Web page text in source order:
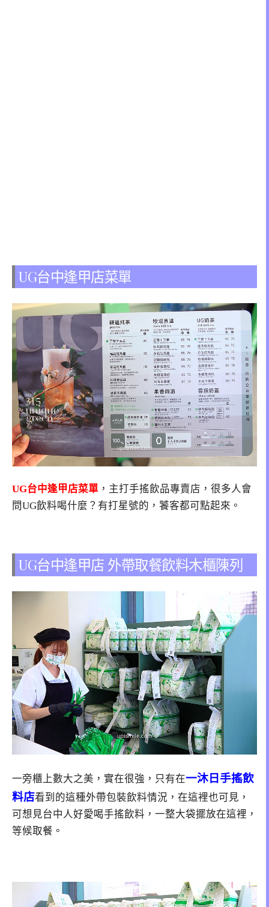
UG台中逢甲店菜單
UG台中逢甲店菜單 ，主打手搖飲品專賣店，很多人會
問UG飲料喝什麼？有打星號的，饕客都可點起來。
UG台中逢甲店 外帶取餐飲料木櫃陳列
一旁櫃上數大之美，實在很強，只有在一沐日手搖飲
料店看到的這種外帶包裝飲料情況，在這裡也可見，
可想見台中人好愛喝手搖飲料，一整大袋擺放在這裡，
等候取餐。